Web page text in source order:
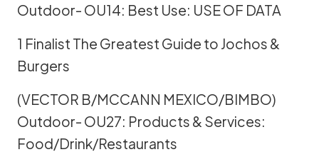
Outdoor- OU14: Best Use: USE OF DATA
1 Finalist The Greatest Guide to Jochos &
Burgers
(VECTOR B/MCCANN MEXICO/BIMBO)
Outdoor- OU27: Products & Services:
Food/Drink/Restaurants